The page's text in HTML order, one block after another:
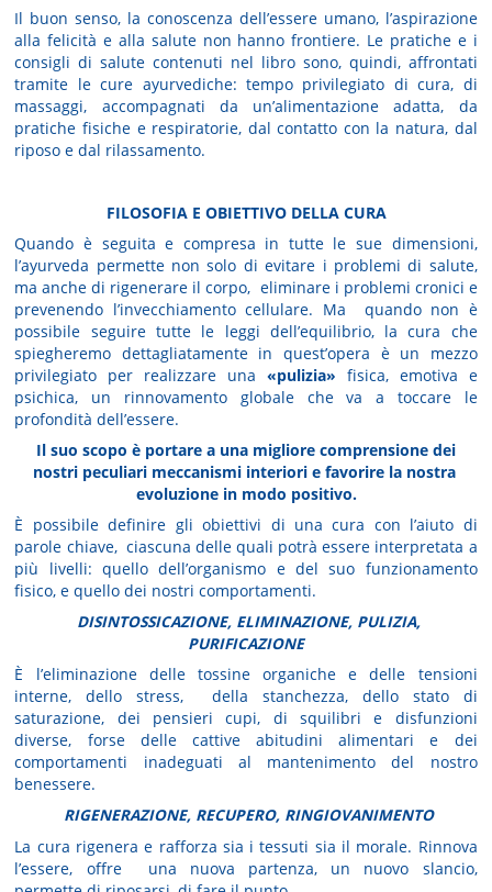
Il buon senso, la conoscenza dell’essere umano, l’aspirazione
alla felicità e alla salute non hanno frontiere. Le pratiche e i
consigli di salute contenuti nel libro sono, quindi, affrontati
tramite le cure ayurvediche: tempo privilegiato di cura, di
massaggi, accompagnati da un’alimentazione adatta, da
pratiche fisiche e respiratorie, dal contatto con la natura, dal
riposo e dal rilassamento.
FILOSOFIA E OBIETTIVO DELLA CURA
Quando è seguita e compresa in tutte le sue dimensioni,
l’ayurveda permette non solo di evitare i problemi di salute,
ma anche di rigenerare il corpo, eliminare i problemi cronici e
prevenendo l’invecchiamento cellulare. Ma quando non è
possibile seguire tutte le leggi dell’equilibrio, la cura che
spiegheremo dettagliatamente in quest’opera è un mezzo
privilegiato per realizzare una «pulizia» fisica, emotiva e
psichica, un rinnovamento globale che va a toccare le
profondità dell’essere.
Il suo scopo è portare a una migliore comprensione dei
nostri peculiari meccanismi interiori e favorire la nostra
evoluzione in modo positivo.
È possibile definire gli obiettivi di una cura con l’aiuto di
parole chiave, ciascuna delle quali potrà essere interpretata a
più livelli: quello dell’organismo e del suo funzionamento
fisico, e quello dei nostri comportamenti.
DISINTOSSICAZIONE, ELIMINAZIONE, PULIZIA,
PURIFICAZIONE
È l’eliminazione delle tossine organiche e delle tensioni
interne, dello stress, della stanchezza, dello stato di
saturazione, dei pensieri cupi, di squilibri e disfunzioni
diverse, forse delle cattive abitudini alimentari e dei
comportamenti inadeguati al mantenimento del nostro
benessere.
RIGENERAZIONE, RECUPERO, RINGIOVANIMENTO
La cura rigenera e rafforza sia i tessuti sia il morale. Rinnova
l’essere, offre una nuova partenza, un nuovo slancio,